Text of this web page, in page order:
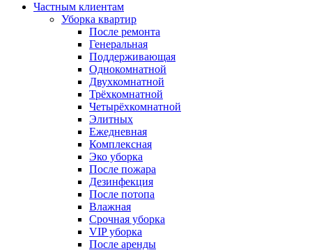
Частным клиентам
Уборка квартир
После ремонта
Генеральная
Поддерживающая
Однокомнатной
Двухкомнатной
Трёхкомнатной
Четырёхкомнатной
Элитных
Ежедневная
Комплексная
Эко уборка
После пожара
Дезинфекция
После потопа
Влажная
Срочная уборка
VIP уборка
После аренды